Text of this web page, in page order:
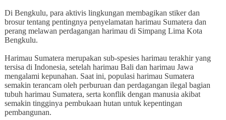
Di Bengkulu, para aktivis lingkungan membagikan stiker dan
brosur tentang pentingnya penyelamatan harimau Sumatera dan
perang melawan perdagangan harimau di Simpang Lima Kota
Bengkulu.
Harimau Sumatera merupakan sub-spesies harimau terakhir yang
tersisa di Indonesia, setelah harimau Bali dan harimau Jawa
mengalami kepunahan. Saat ini, populasi harimau Sumatera
semakin terancam oleh perburuan dan perdagangan ilegal bagian
tubuh harimau Sumatera, serta konflik dengan manusia akibat
semakin tingginya pembukaan hutan untuk kepentingan
pembangunan.